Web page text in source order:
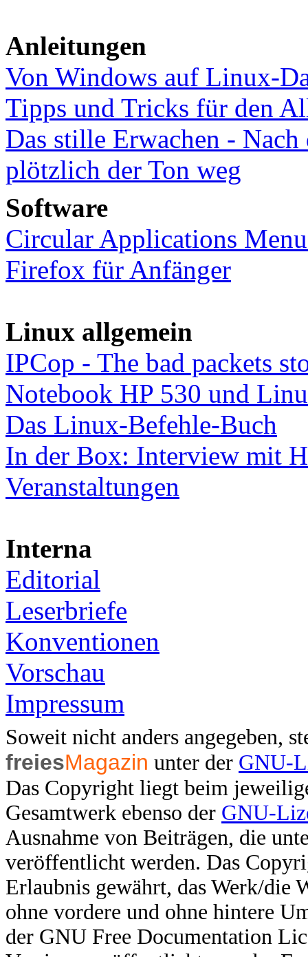
Anleitungen
Von Windows auf Linux-
Tipps und Tricks für den
Das stille Erwachen -
plötzlich der Ton weg
Software
Circular Applications
Firefox für Anfänger
Linux allgemein
IPCop - The bad packets
Notebook HP 530 und
Das Linux-Befehle-Buch
In der Box: Interview mit
Veranstaltungen
Interna
Editorial
Leserbriefe
Konventionen
Vorschau
Impressum
Soweit nicht anders angegeben,
freiesMagazin unter der GNU-
Das Copyright liegt beim
Gesamtwerk ebenso der GNU-
Ausnahme von Beiträgen, die
veröffentlicht werden. Das
Erlaubnis gewährt, das Werk/die
ohne vordere und ohne hintere
der GNU Free Documentation